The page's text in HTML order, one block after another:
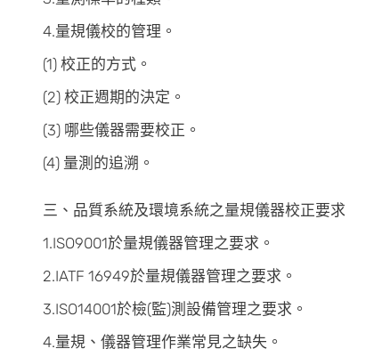
4.量規儀校的管理。
(1) 校正的方式。
(2) 校正週期的決定。
(3) 哪些儀器需要校正。
(4) 量測的追溯。
三、品質系統及環境系統之量規儀器校正要求
1.ISO9001於量規儀器管理之要求。
2.IATF 16949於量規儀器管理之要求。
3.ISO14001於檢(監)測設備管理之要求。
4.量規、儀器管理作業常見之缺失。